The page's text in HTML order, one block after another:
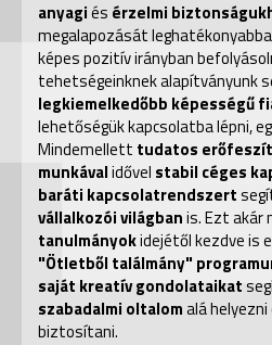
anyagiés érzelmi
megalapozását
képes pozitív irányban
tehetségeinknek alapítványunk
legkiemelkedőbb képességű
lehetőségük kapcsolatba lépni,
Mindemellett tudatos
munkávalidővel stabil céges
baráti kapcsolatrendszert
vállalkozói világbanis. Ezt akár
tanulmányokidejétől kezdve is
"Ötletből találmány"
saját kreatív gondolataikat
szabadalmi oltalomalá helyezni
biztosítani.